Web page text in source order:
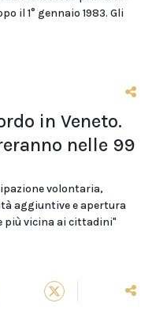
il 1° gennaio 1983. Gli
in Veneto.
nelle 99
volontaria,
aggiuntive e apertura
più vicina ai cittadini"